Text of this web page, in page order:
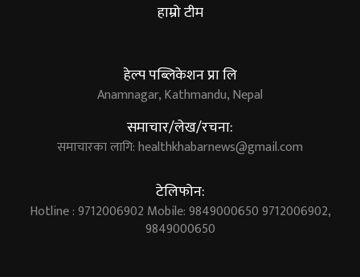
हाम्रो टीम
हेल्प पब्लिकेशन प्रा लि
Anamnagar, Kathmandu, Nepal
समाचार/लेख/रचना:
समाचारका लागि:healthkhabarnews@gmail.com
टेलिफोन:
Hotline : 9712006902 Mobile: 9849000650 9712006902,
9849000650